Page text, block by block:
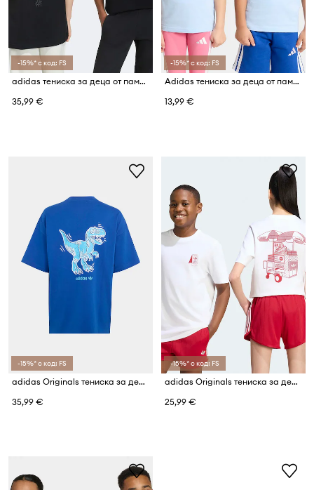
-15%* с код: FS
adidas тениска за деца от памук с еластан MARVEL SPIDER-MAN
35,99 €
-15%* с код: FS
Adidas тениска за деца от памук
13,99 €
-15%* с код: FS
adidas Originals тениска за деца от памук
35,99 €
-15%* с код: FS
adidas Originals тениска за деца от памук
25,99 €